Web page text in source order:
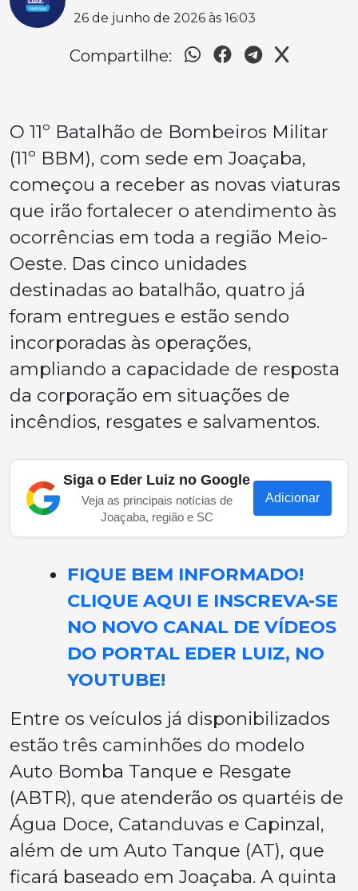
26 de junho de 2026 às 16:03
Compartilhe:
O 11º Batalhão de Bombeiros Militar
(11º BBM), com sede em Joaçaba,
começou a receber as novas viaturas
que irão fortalecer o atendimento às
ocorrências em toda a região Meio-
Oeste. Das cinco unidades
destinadas ao batalhão, quatro já
foram entregues e estão sendo
incorporadas às operações,
ampliando a capacidade de resposta
da corporação em situações de
incêndios, resgates e salvamentos.
Siga o Eder Luiz no Google
Veja as principais notícias de
Joaçaba, região e SC
Adicionar
FIQUE BEM INFORMADO!
CLIQUE AQUI E INSCREVA-SE
NO NOVO CANAL DE VÍDEOS
DO PORTAL EDER LUIZ, NO
YOUTUBE!
Entre os veículos já disponibilizados
estão três caminhões do modelo
Auto Bomba Tanque e Resgate
(ABTR), que atenderão os quartéis de
Água Doce, Catanduvas e Capinzal,
além de um Auto Tanque (AT), que
ficará baseado em Joaçaba. A quinta